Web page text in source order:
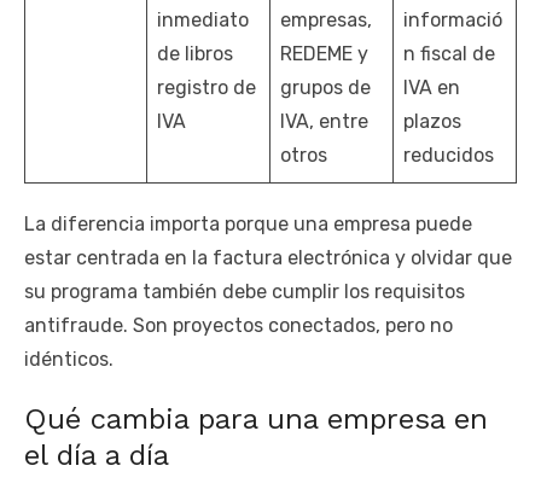
inmediato
de libros
registro de
IVA
empresas,
REDEME y
grupos de
IVA, entre
otros
informació
n fiscal de
IVA en
plazos
reducidos
La diferencia importa porque una empresa puede
estar centrada en la factura electrónica y olvidar que
su programa también debe cumplir los requisitos
antifraude. Son proyectos conectados, pero no
idénticos.
Qué cambia para una empresa en
el día a día